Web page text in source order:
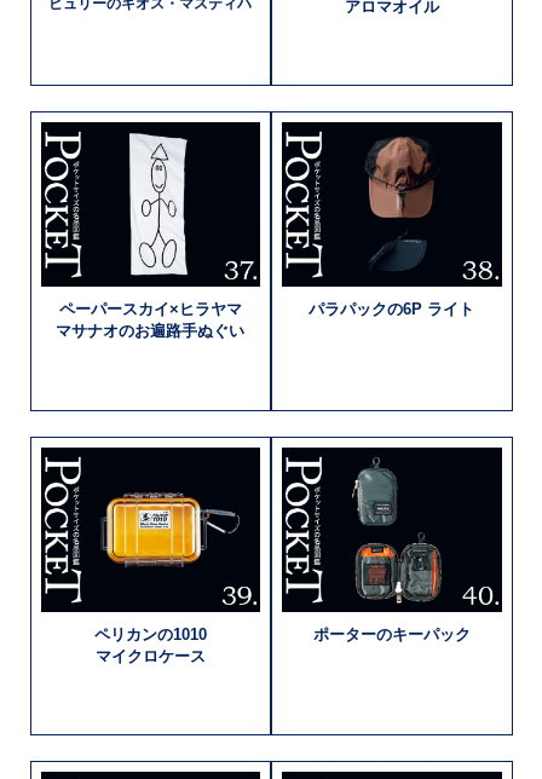
ビュリーのキオス・マスティハ アロマオイル
ペーパースカイ× ヒラヤマ
マサナオのお遍路手ぬぐい
パラパックの6P ライト
ペリカンの1010
マイクロケース
ポーターのキーパック